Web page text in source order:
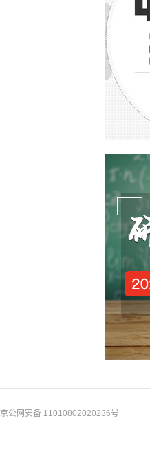
京公网安备 11010802020236号